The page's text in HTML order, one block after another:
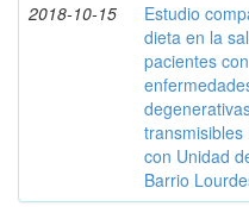
2018-10-15
Estudio
dieta en la
pacientes con
transmisibles
con Unidad
Barrio